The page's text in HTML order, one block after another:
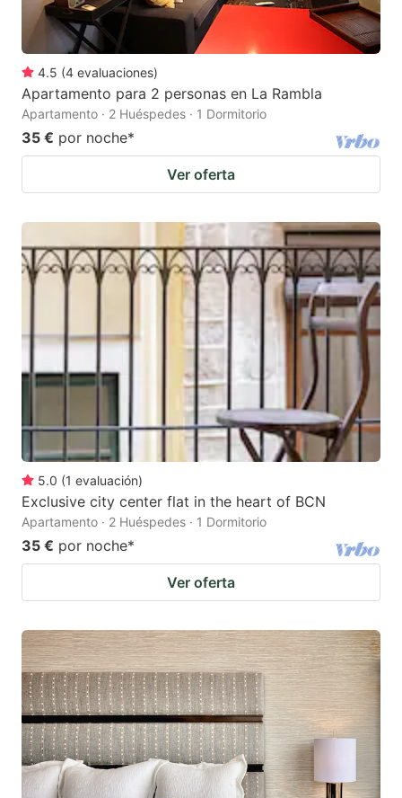
4.5 (4 evaluaciones)
Apartamento para 2 personas en La Rambla
Apartamento · 2 Huéspedes · 1 Dormitorio
35 € por noche*
Ver oferta
5.0 (1 evaluación)
Exclusive city center flat in the heart of BCN
Apartamento · 2 Huéspedes · 1 Dormitorio
35 € por noche*
Ver oferta